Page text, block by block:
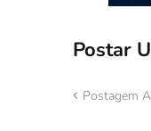
Postar
Postagem